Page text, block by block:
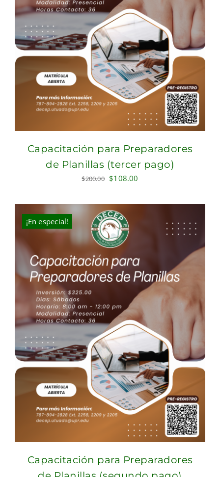
Capacitación para Preparadores
de Planillas (tercer pago)
$200.00 Original
was:
$200.00.
$108.00
is:
¡En especial!
Capacitación para Preparadores